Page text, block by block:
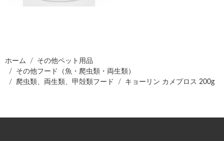
ホーム
その他ペット用品
その他フード（魚・爬虫類・両生類）
爬虫類、両生類、甲殻類フード
キョーリン カメプロス 200g